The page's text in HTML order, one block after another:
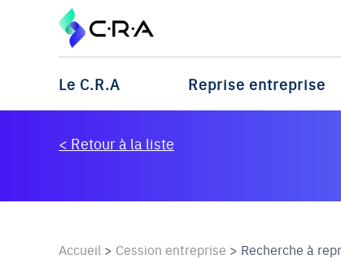
Le C.R.A Reprise entreprise
< Retour à la liste
Accueil > Cession entreprise > Recherche à